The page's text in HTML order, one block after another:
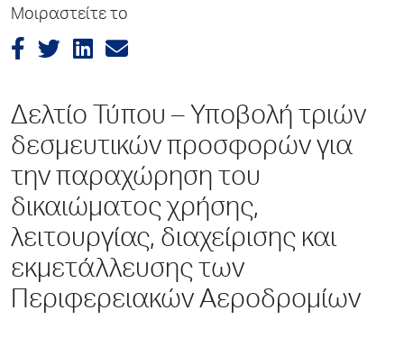
Μοιραστείτε το
Δελτίο Τύπου – Υποβολή τριών
δεσμευτικών προσφορών για
την παραχώρηση του
δικαιώματος χρήσης,
λειτουργίας, διαχείρισης και
εκμετάλλευσης των
Περιφερειακών Αεροδρομίων